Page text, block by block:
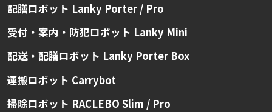
配膳ロボット Lanky Porter / Pro
受付・案内・防犯ロボット Lanky Mini
配送・配膳ロボット Lanky Porter Box
運搬ロボット Carrybot
掃除ロボット RACLEBO Slim / Pro